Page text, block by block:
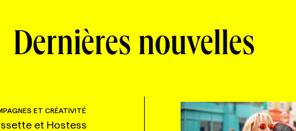
Dernières nouvelles
ET CRÉATIVITÉ
et Hostess